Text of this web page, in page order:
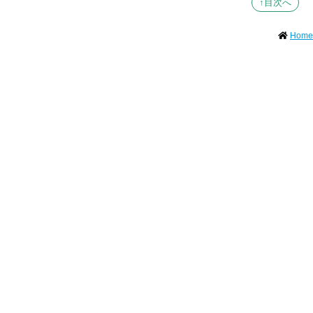
↑目次へ
Home